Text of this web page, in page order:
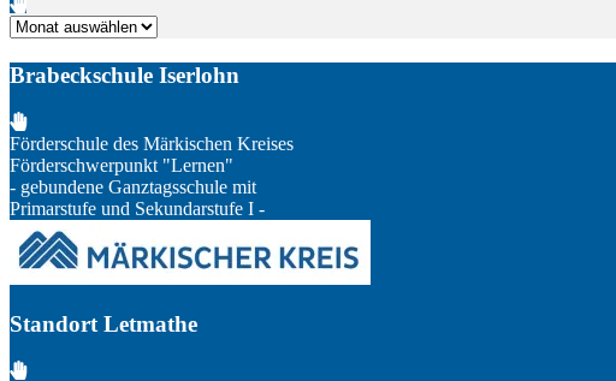
Archiv
Brabeckschule Iserlohn
Förderschule des Märkischen Kreises
Förderschwerpunkt "Lernen"
- gebundene Ganztagsschule mit
Primarstufe und Sekundarstufe I -
Standort Letmathe